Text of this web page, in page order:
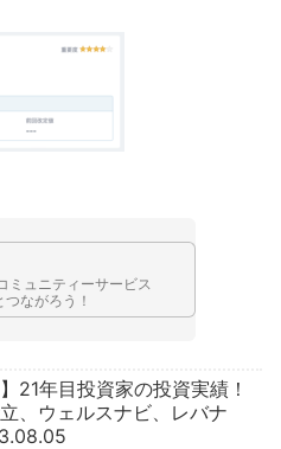
ミュニティーサービス
ながろう！
】21年目投資家の投資実績！
、ウェルスナビ、レバナ